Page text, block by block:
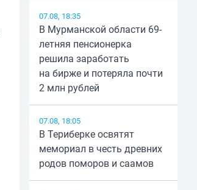
07.08, 18:35
В Мурманской области 69-
летняя пенсионерка
решила заработать
на бирже и потеряла почти
2 млн рублей
07.08, 18:05
В Териберке освятят
мемориал в честь древних
родов поморов и саамов